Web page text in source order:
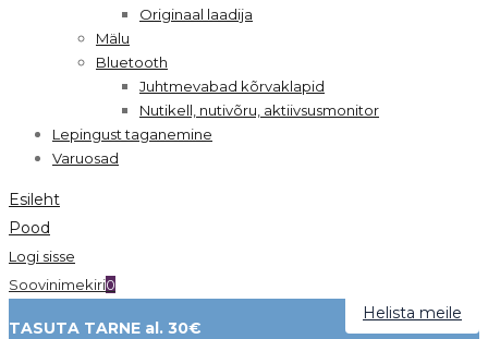
Originaal laadija
Mälu
Bluetooth
Juhtmevabad kõrvaklapid
Nutikell, nutivõru, aktiivsusmonitor
Lepingust taganemine
Varuosad
Esileht
Pood
Logi sisse
Soovinimekiri0
TASUTA TARNE al. 30€
Helista meile